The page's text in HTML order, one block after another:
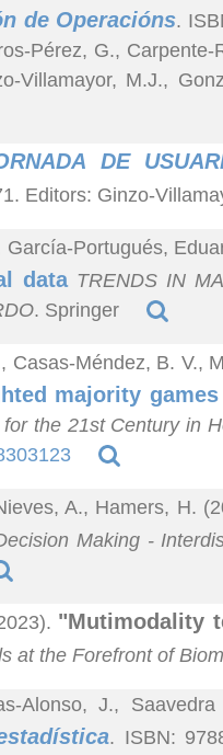
de Operacións.
Pérez, G.,
Villamayor, M.J.,
DE
Editors: Ginzo-
Portugués,
dataTRENDS IN
. Springer
Méndez, B. V.,
majority
the 21st Century in
A., Hamers, H.
Making -
"Mutimodality
at the Forefront of
Alonso, J.,
. ISBN: